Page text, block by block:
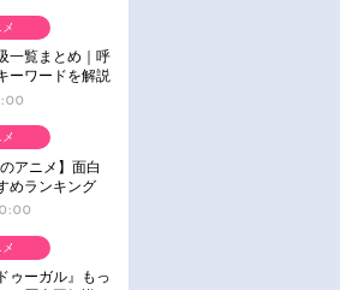
一覧まとめ｜呼
ーワードを解説
アニメ】面白
めランキング
｜ジャンル別人
ゥーガル』もっ